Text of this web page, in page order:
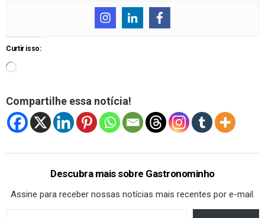
Curtir isso:
Compartilhe essa notícia!
Descubra mais sobre Gastronominho
Assine para receber nossas notícias mais recentes por e-mail.